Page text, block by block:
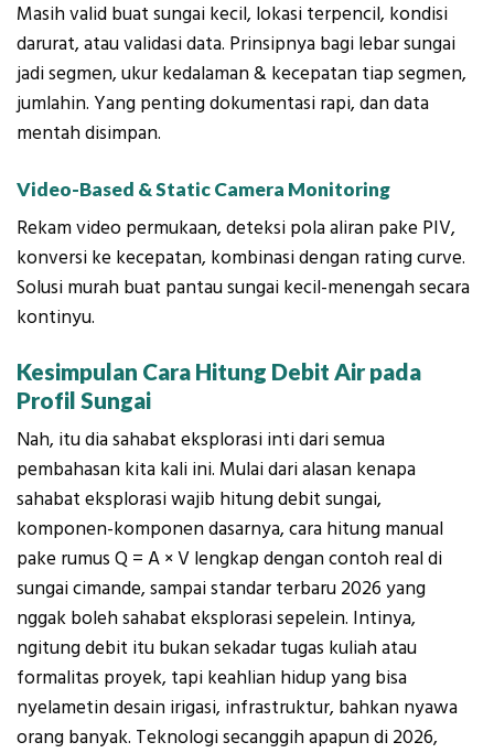
Masih valid buat sungai kecil, lokasi terpencil, kondisi
darurat, atau validasi data. Prinsipnya bagi lebar sungai
jadi segmen, ukur kedalaman & kecepatan tiap segmen,
jumlahin. Yang penting dokumentasi rapi, dan data
mentah disimpan.
Video-Based & Static Camera Monitoring
Rekam video permukaan, deteksi pola aliran pake PIV,
konversi ke kecepatan, kombinasi dengan rating curve.
Solusi murah buat pantau sungai kecil-menengah secara
kontinyu.
Kesimpulan Cara Hitung Debit Air pada
Profil Sungai
Nah, itu dia sahabat eksplorasi inti dari semua
pembahasan kita kali ini. Mulai dari alasan kenapa
sahabat eksplorasi wajib hitung debit sungai,
komponen-komponen dasarnya, cara hitung manual
pake rumus Q = A × V lengkap dengan contoh real di
sungai cimande, sampai standar terbaru 2026 yang
nggak boleh sahabat eksplorasi sepelein. Intinya,
ngitung debit itu bukan sekadar tugas kuliah atau
formalitas proyek, tapi keahlian hidup yang bisa
nyelametin desain irigasi, infrastruktur, bahkan nyawa
orang banyak. Teknologi secanggih apapun di 2026,